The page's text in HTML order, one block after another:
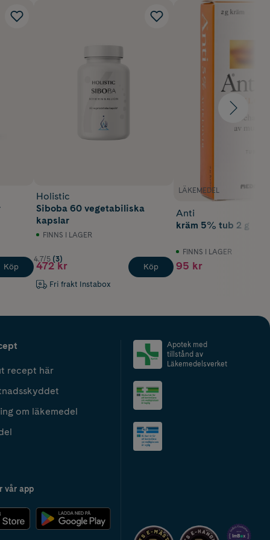
Köp
Holistic
Siboba 60 vegetabiliska
kapslar
FINNS I LAGER
4.7/5 (3)
472 kr
Fri frakt Instabox
Köp
LÄKEMEDEL
Anti
kräm 5% tub 2 g
FINNS I LAGER
95 kr
recept här
om läkemedel
vår app
Apotek med
tillstånd av
Läkemedelsverket